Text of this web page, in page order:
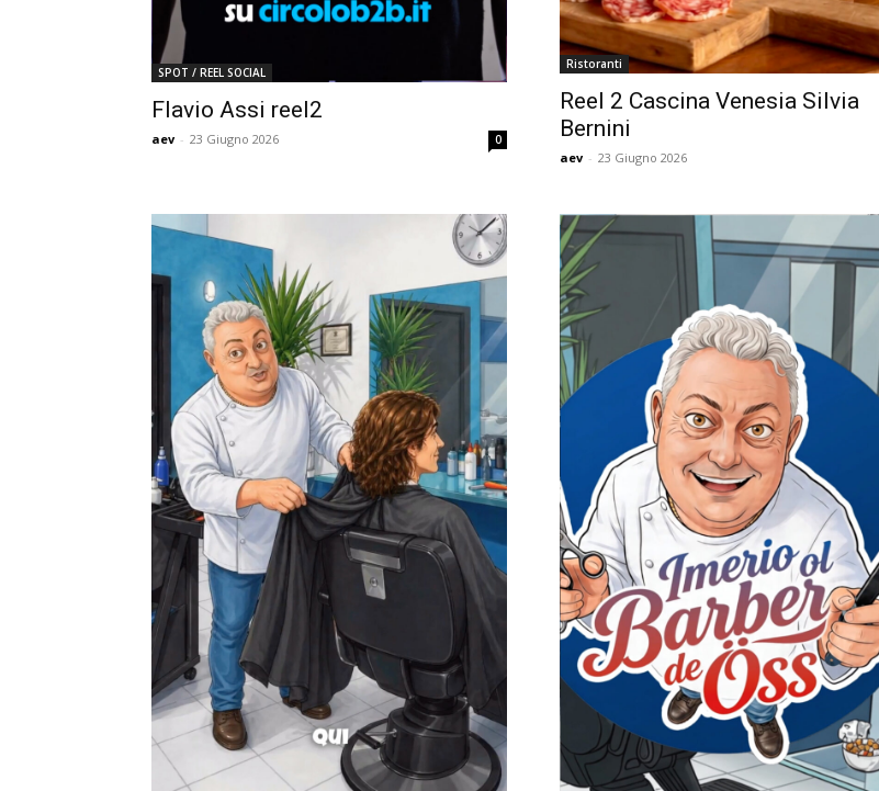
SPOT / REEL SOCIAL
Flavio Assi reel2
aev - 23 Giugno 2026 0
Ristoranti
Reel 2 Cascina Venesia Silvia
Bernini
aev - 23 Giugno 2026